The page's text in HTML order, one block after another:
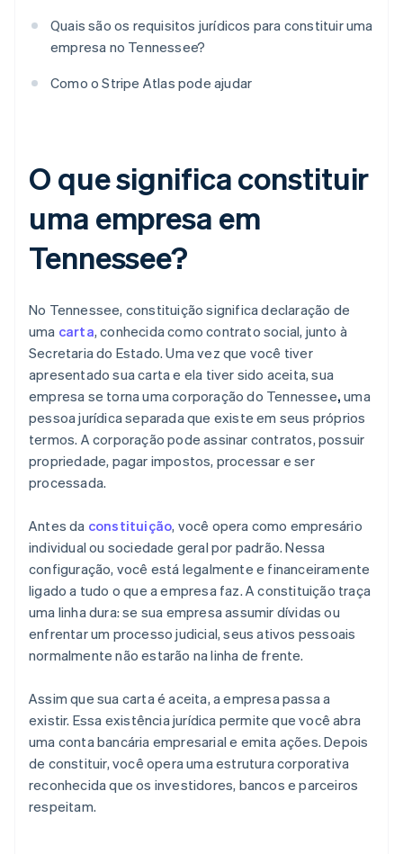
Quais são os requisitos jurídicos para constituir uma
empresa no Tennessee?
Como o Stripe Atlas pode ajudar
O que significa constituir
uma empresa em
Tennessee?
No Tennessee, constituição significa declaração de
uma carta, conhecida como contrato social, junto à
Secretaria do Estado. Uma vez que você tiver
apresentado sua carta e ela tiver sido aceita, sua
empresa se torna uma corporação do Tennessee, uma
pessoa jurídica separada que existe em seus próprios
termos. A corporação pode assinar contratos, possuir
propriedade, pagar impostos, processar e ser
processada.
Antes da constituição, você opera como empresário
individual ou sociedade geral por padrão. Nessa
configuração, você está legalmente e financeiramente
ligado a tudo o que a empresa faz. A constituição traça
uma linha dura: se sua empresa assumir dívidas ou
enfrentar um processo judicial, seus ativos pessoais
normalmente não estarão na linha de frente.
Assim que sua carta é aceita, a empresa passa a
existir. Essa existência jurídica permite que você abra
uma conta bancária empresarial e emita ações. Depois
de constituir, você opera uma estrutura corporativa
reconhecida que os investidores, bancos e parceiros
respeitam.